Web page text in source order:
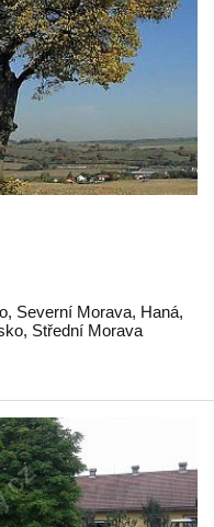
, Severní Morava, Haná,
, Střední Morava